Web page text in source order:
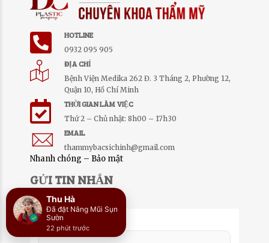
HOTLINE
0932 095 905
ĐỊA CHỈ
Bệnh Viện Medika 262 Đ. 3 Tháng 2, Phường 12,
Quận 10, Hồ Chí Minh
THỜI GIAN LÀM VIỆC
Thứ 2 – Chủ nhật: 8h00 – 17h30
EMAIL
thammybacsichinh@gmail.com
Nhanh chóng – Bảo mật
GỬI TIN NHẮN
Họ Tên: